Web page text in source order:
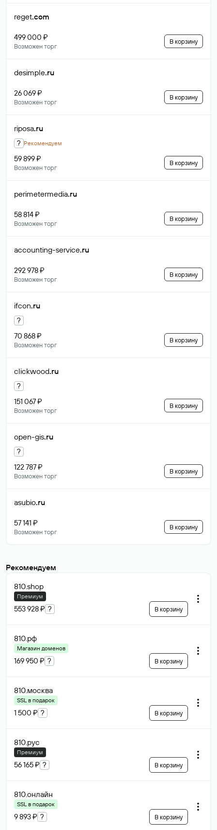
reget.com
499 000 ₽
Возможен торг
В корзину
desimple.ru
26 069 ₽
Возможен торг
В корзину
riposa.ru
? Рекомендуем
59 899 ₽
Возможен торг
В корзину
perimetermedia.ru
58 814 ₽
Возможен торг
В корзину
accounting-service.ru
292 978 ₽
Возможен торг
В корзину
ifcon.ru
?
70 868 ₽
Возможен торг
В корзину
clickwood.ru
?
151 067 ₽
Возможен торг
В корзину
open-gis.ru
?
122 787 ₽
Возможен торг
В корзину
asubio.ru
57 141 ₽
Возможен торг
В корзину
Рекомендуем
810.shop
Премиум
553 928 ₽ ? В корзину
810.рф
Магазин доменов
169 950 ₽ ? В корзину
810.москва
SSL в подарок
1 500 ₽ ? В корзину
810.рус
Премиум
56 165 ₽ ? В корзину
810.онлайн
SSL в подарок
9 893 ₽ ? В корзину